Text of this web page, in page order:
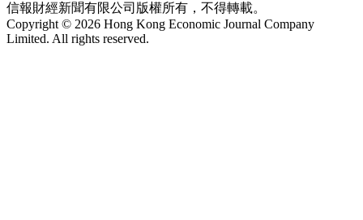
信報財經新聞有限公司版權所有，不得轉載。
Copyright © 2026 Hong Kong Economic Journal Company
Limited. All rights reserved.